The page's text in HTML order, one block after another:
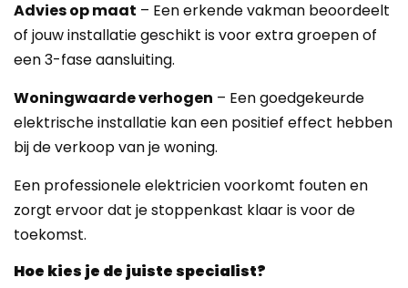
Advies op maat – Een erkende vakman beoordeelt
of jouw installatie geschikt is voor extra groepen of
een 3-fase aansluiting.
Woningwaarde verhogen – Een goedgekeurde
elektrische installatie kan een positief effect hebben
bij de verkoop van je woning.
Een professionele elektricien voorkomt fouten en
zorgt ervoor dat je stoppenkast klaar is voor de
toekomst.
Hoe kies je de juiste specialist?